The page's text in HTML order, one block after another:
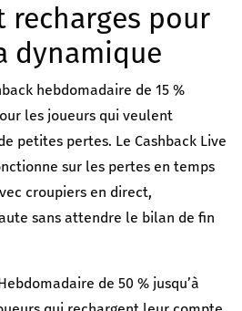
recharges pour
dynamique
hebdomadaire de 15 %
les joueurs qui veulent
petites pertes. Le Cashback Live
sur les pertes en temps
croupiers en direct,
sans attendre le bilan de fin
de 50 % jusqu’à